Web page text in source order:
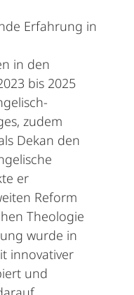
Erfahrung in
in den
bis 2025
zudem
Dekan den
er
Reform
Theologie
wurde in
innovativer
und